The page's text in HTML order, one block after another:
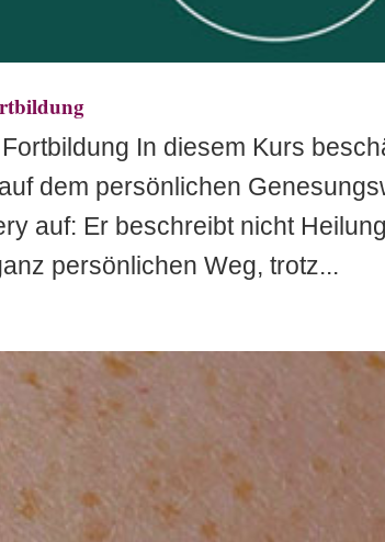
In diesem Kurs
dem persönlichen
auf: Er beschreibt nicht
persönlichen Weg, trotz...